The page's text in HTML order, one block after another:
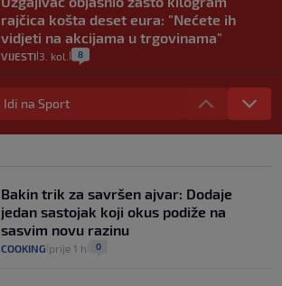
rajčica košta deset eura: "Nećete ih
vidjeti na akcijama u trgovinama"
VIJESTI 3. kol. 8
Selidba je jedno od stresnijih iskustava.
Evo aktualnih cijena i nekoliko savjeta
0
automobilom na Hvar iz Zagreba, a
koliko iz Osijeka
VIJESTI 14
Idi na Sport
Bakin trik za savršen ajvar: Dodaje
jedan sastojak koji okus podiže na
sasvim novu razinu
COOKING prije 1 h 0